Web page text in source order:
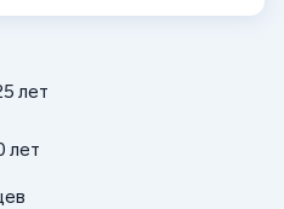
лет
лет